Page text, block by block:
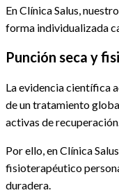
En Clínica Salus,
forma individualizada
Punción seca y
La evidencia científica
de un tratamiento
activas de
Por ello, en Clínica
fisioterapéutico
duradera.